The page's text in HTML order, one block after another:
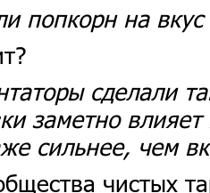
попкорн на
сделали
заметно влияет
сильнее, чем
чистых